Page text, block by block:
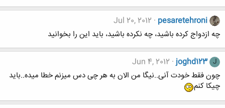
pesaretehroni
Jul 20, 2012
چه ازدواج کرده باشید، چه نکرده باشید، باید این را بخوانید
J
joghd123
Jun 4, 2012
چون فقط خودت آنی..نیگا من الان به هر چی دس میزنم خطا میده..باید
چیکا کنم